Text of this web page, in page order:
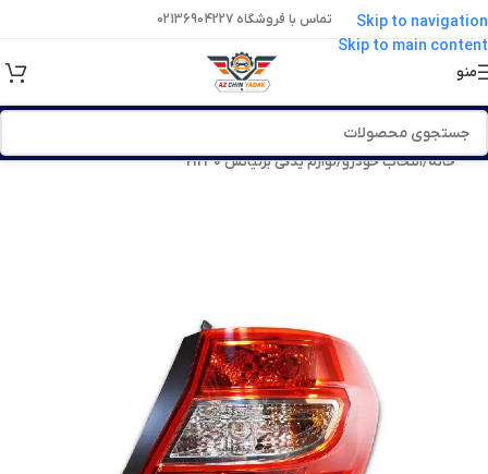
Skip to navigation
Skip to main content
تماس با فروشگاه 02136904227
منو
خانه/انتخاب خودرو/لوازم یدکی برلیانس H230